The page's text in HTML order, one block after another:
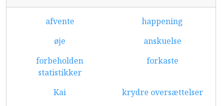
afvente
happening
øje
anskuelse
forbeholden
statistikker
forkaste
Kai
krydre oversættelser